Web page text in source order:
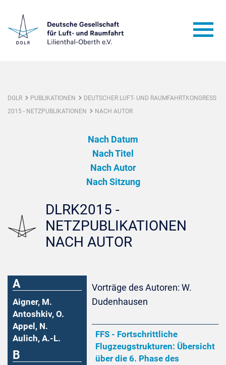
DGLR PUBLIKATIONEN
DEUTSCHER LUFT- UND RAUMFAHRTKONGRESS
2015 - NETZPUBLIKATIONEN
NACH AUTOR
Nach Datum
Nach Titel
Nach Autor
Nach Sitzung
DLRK2015 -
NETZPUBLIKATIONEN
NACH AUTOR
A
Aigner, M.
Antoshkiv, O.
Appel, N.
Aulich, A.-L.
B
Vorträge des Autoren: W.
Dudenhausen
FFS - Fortschrittliche
Flugzeugstrukturen: Übersicht
über die 6. Phase des